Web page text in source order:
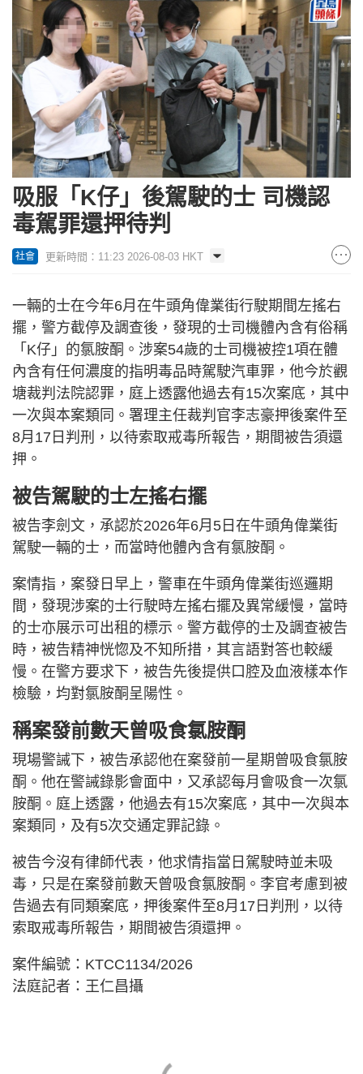
吸服「K仔」後駕駛的士 司機認
毒駕罪還押待判
社會 更新時間：11:23 2026-08-03 HKT
一輛的士在今年6月在牛頭角偉業街行駛期間左搖右
擺，警方截停及調查後，發現的士司機體內含有俗稱
「K仔」的氯胺酮。涉案54歲的士司機被控1項在體
內含有任何濃度的指明毒品時駕駛汽車罪，他今於觀
塘裁判法院認罪，庭上透露他過去有15次案底，其中
一次與本案類同。署理主任裁判官李志豪押後案件至
8月17日判刑，以待索取戒毒所報告，期間被告須還
押。
被告駕駛的士左搖右擺
被告李劍文，承認於2026年6月5日在牛頭角偉業街
駕駛一輛的士，而當時他體內含有氯胺酮。
案情指，案發日早上，警車在牛頭角偉業街巡邏期
間，發現涉案的士行駛時左搖右擺及異常緩慢，當時
的士亦展示可出租的標示。警方截停的士及調查被告
時，被告精神恍惚及不知所措，其言語對答也較緩
慢。在警方要求下，被告先後提供口腔及血液樣本作
檢驗，均對氯胺酮呈陽性。
稱案發前數天曾吸食氯胺酮
現場警誡下，被告承認他在案發前一星期曾吸食氯胺
酮。他在警誡錄影會面中，又承認每月會吸食一次氯
胺酮。庭上透露，他過去有15次案底，其中一次與本
案類同，及有5次交通定罪記錄。
被告今沒有律師代表，他求情指當日駕駛時並未吸
毒，只是在案發前數天曾吸食氯胺酮。李官考慮到被
告過去有同類案底，押後案件至8月17日判刑，以待
索取戒毒所報告，期間被告須還押。
案件編號：KTCC1134/2026
法庭記者：王仁昌攝